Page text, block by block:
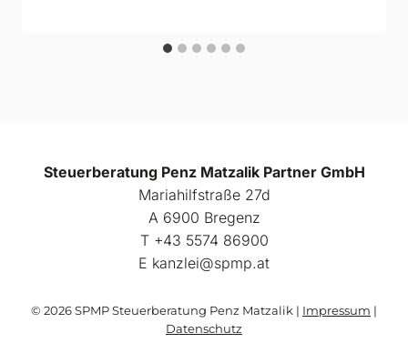
Steuerberatung Penz Matzalik Partner GmbH
Mariahilfstraße 27d
A 6900 Bregenz
Т +43 5574 86900
E kanzlei@spmp.at
© 2026 SPMP Steuerberatung Penz Matzalik | Impressum |
Datenschutz